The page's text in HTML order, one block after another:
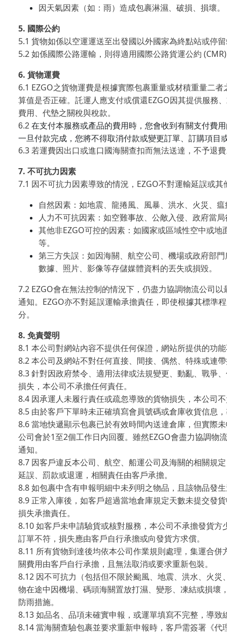
因天氣因素（如：雨）造成包裹淋濕、破損、損壞。
5. 國際公約
5.1 貨物如係以空運運送至出發國以外國家為終點站或停
5.2 如係國際公路運輸，則得適用國際公路貨運公約
6. 貨物運費
6.1 EZGO之貨物運費是根據實際包裹重量或材積重量二
算值是否正確。託運人應支付或償還EZGO因其提供服務
費用、代墊之關稅與稅款。
6.2 在支付本服務或產品的費用時，您會收到有關支付費
一旦付款完成，您將不得取消付款或變更訂單、訂購項目
6.3 若運費因出口或進口國海關查扣而無法送達，不予退
7. 不可抗力因素
7.1 因不可抗力因素導致的情況， EZGO不對運輸延誤或其
自然因素：如地震、龍捲風、風暴、洪水、火災、
人力不可抗因素：如空難事故、公敵入侵、政府當
其他非EZGO可控的因素：如國家或區域性空中或
等。
第三方失誤：如因海關、航空公司、機場或政府部
數據、照片、影像等存儲媒體資料的丟失或損毀。
7.2 EZGO會在無法控制的情況下，仍盡力協調物流公司
通知。 EZGO亦不對延誤運輸承擔責任，即使根據其標準
分。
8. 免責聲明
8.1 本公司對網站內容不提供任何保證，網站所提供的功
8.2 本公司及網站不對任何直接、間接、偶然、特殊或連
8.3 針對因政府禁令、適用法律或法規變更、動亂、戰爭
損失，本公司不承擔任何責任。
8.4 因承運人未履行責任或疏忽導致的貨物損失，本公司
8.5 由於客戶下單時未正確填寫會員號碼或倉庫收貨信息
8.6 當地快遞顯示包裹已於有效時間內送達倉庫，但實際
公司會於1至2個工作日內回覆。雖然EZGO會盡力協調物
通知。
8.7 因客戶違反本公司、航空、船運公司及海關的相關規
延誤、罰款或退運，相關責任由客戶承擔。
8.8 如包裹中含有申報明細中未列明之物品，且該物品發
8.9 正常入庫後，如客戶超過當地倉庫規定天數未提交發
損失承擔責任。
8.10 如客戶未申請驗貨或核對服務，本公司不承擔發貨
訂單不符，損失應由客戶自行承擔或向發貨方求償。
8.11 所有貨物到達後均依本公司作業規則處理，集運合
關費用由客戶自行承擔，且無法取消或要求重新包裝。
8.12 因不可抗力（包括但不限於颱風、地震、洪水、火
物在途中因機場、碼頭海關置放打濕、變形、凍結或損
防雨措施。
8.13 如品名、品項未確實申報，或運單填寫不完整，導致
8.14 當海關查驗包裹並要求重新申報時，客戶需簽署《